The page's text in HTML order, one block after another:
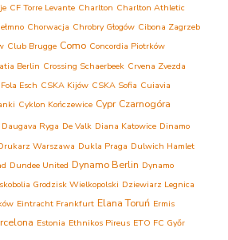
CF Torre Levante Charlton Charlton Athletic
Chorwacja Chrobry Głogów Cibona Zagrzeb
Club Brugge Como Concordia Piotrków
Berlin Crossing Schaerbeek Crvena Zvezda
Esch CSKA Kijów CSKA Sofia Cuiavia
Cyklon Kończewice Cypr Czarnogóra
Daugava Ryga De Valk Diana Katowice Dinamo
Warszawa Dukla Praga Dulwich Hamlet
Dundee United Dynamo Berlin Dynamo
Grodzisk Wielkopolski Dziewiarz Legnica
Eintracht Frankfurt Elana Toruń Ermis
Estonia Ethnikos Pireus ETO FC Győr